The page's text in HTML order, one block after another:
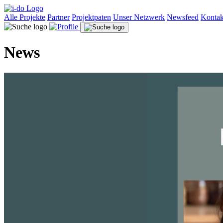
Alle Projekte Partner Projektpaten Unser Netzwerk Newsfeed
News